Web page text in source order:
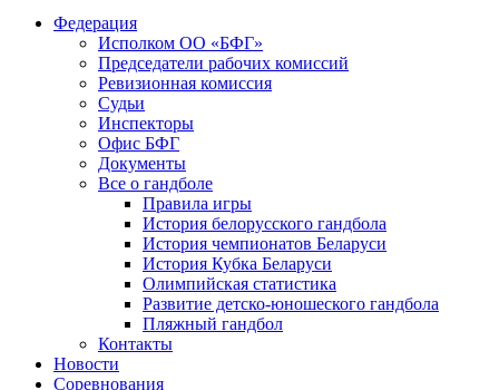
Федерация
Исполком ОО «БФГ»
Председатели рабочих комиссий
Ревизионная комиссия
Судьи
Инспекторы
Офис БФГ
Документы
Все о гандболе
Правила игры
История белорусского гандбола
История чемпионатов Беларуси
История Кубка Беларуси
Олимпийская статистика
Развитие детско-юношеского гандбола
Пляжный гандбол
Контакты
Новости
Соревнования